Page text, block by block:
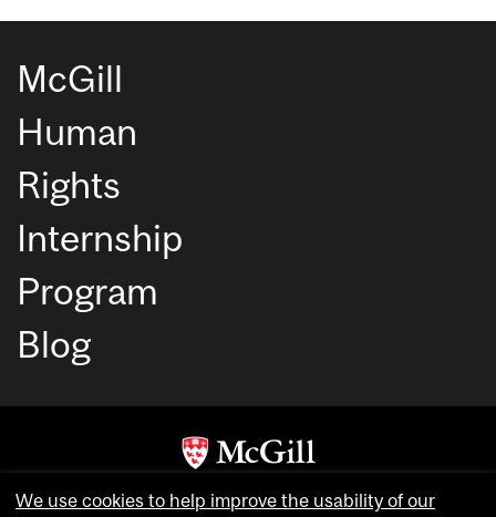
McGill
Human
Rights
Internship
Program
Blog
Copyright © McGill University. All rights reserved.
We use cookies to help improve the usability of our